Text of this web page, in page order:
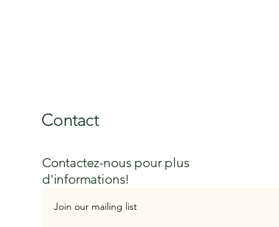
Contact
Contactez-nous pour plus
d'informations!
Join our mailing list